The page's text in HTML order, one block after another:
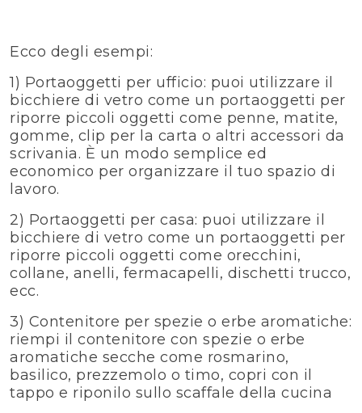
Ecco degli esempi:
1) Portaoggetti per ufficio: puoi utilizzare il
bicchiere di vetro come un portaoggetti per
riporre piccoli oggetti come penne, matite,
gomme, clip per la carta o altri accessori da
scrivania. È un modo semplice ed
economico per organizzare il tuo spazio di
lavoro.
2) Portaoggetti per casa: puoi utilizzare il
bicchiere di vetro come un portaoggetti per
riporre piccoli oggetti come orecchini,
collane, anelli, fermacapelli, dischetti trucco,
ecc.
3) Contenitore per spezie o erbe aromatiche:
riempi il contenitore con spezie o erbe
aromatiche secche come rosmarino,
basilico, prezzemolo o timo, copri con il
tappo e riponilo sullo scaffale della cucina